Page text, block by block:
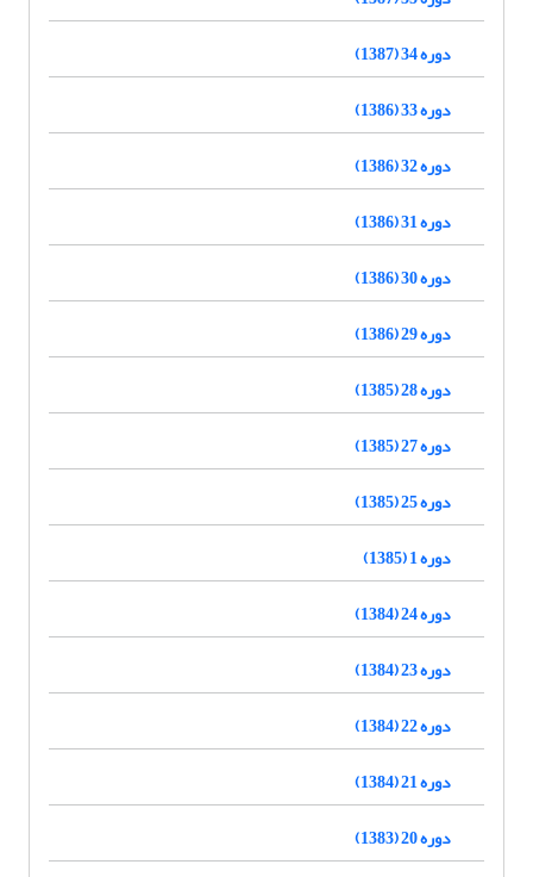
دوره 34 (1387)
دوره 33 (1386)
دوره 32 (1386)
دوره 31 (1386)
دوره 30 (1386)
دوره 29 (1386)
دوره 28 (1385)
دوره 27 (1385)
دوره 25 (1385)
دوره 1 (1385)
دوره 24 (1384)
دوره 23 (1384)
دوره 22 (1384)
دوره 21 (1384)
دوره 20 (1383)